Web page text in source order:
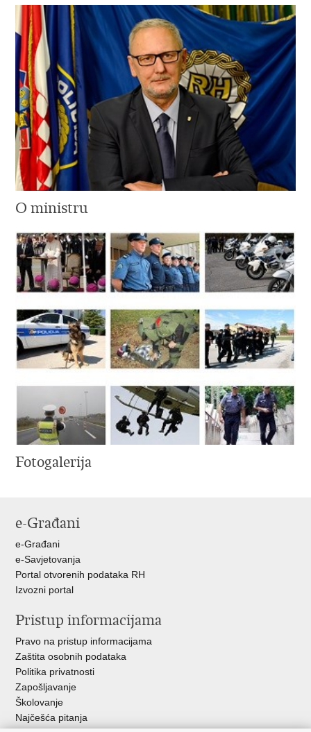
O ministru
Fotogalerija
e-Građani
e-Građani
e-Savjetovanja
Portal otvorenih podataka RH
Izvozni portal
Pristup informacijama
Pravo na pristup informacijama
Zaštita osobnih podataka
Politika privatnosti
Zapošljavanje
Školovanje
Najčešća pitanja